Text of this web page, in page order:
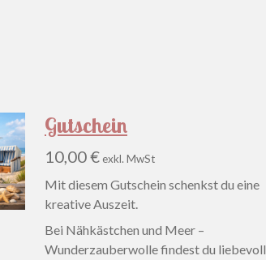
Gutschein
10,00 € exkl. MwSt
Mit diesem Gutschein schenkst du eine
kreative Auszeit.
Bei Nähkästchen und Meer –
Wunderzauberwolle findest du liebevoll